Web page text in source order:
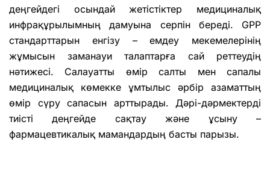
деңгейдегі осындай жетістіктер медициналық
инфрақұрылымның дамуына серпін береді. GPP
стандарттарын енгізу – емдеу мекемелерінің
жұмысын заманауи талаптарға сай реттеудің
нәтижесі. Салауатты өмір салты мен сапалы
медициналық көмекке ұмтылыс әрбір азаматтың
өмір сүру сапасын арттырады. Дәрі-дәрмектерді
тиісті деңгейде сақтау және ұсыну –
фармацевтикалық мамандардың басты парызы.